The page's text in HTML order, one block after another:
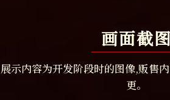
画面截图
展示内容为开发阶段时的图像,贩售
更。